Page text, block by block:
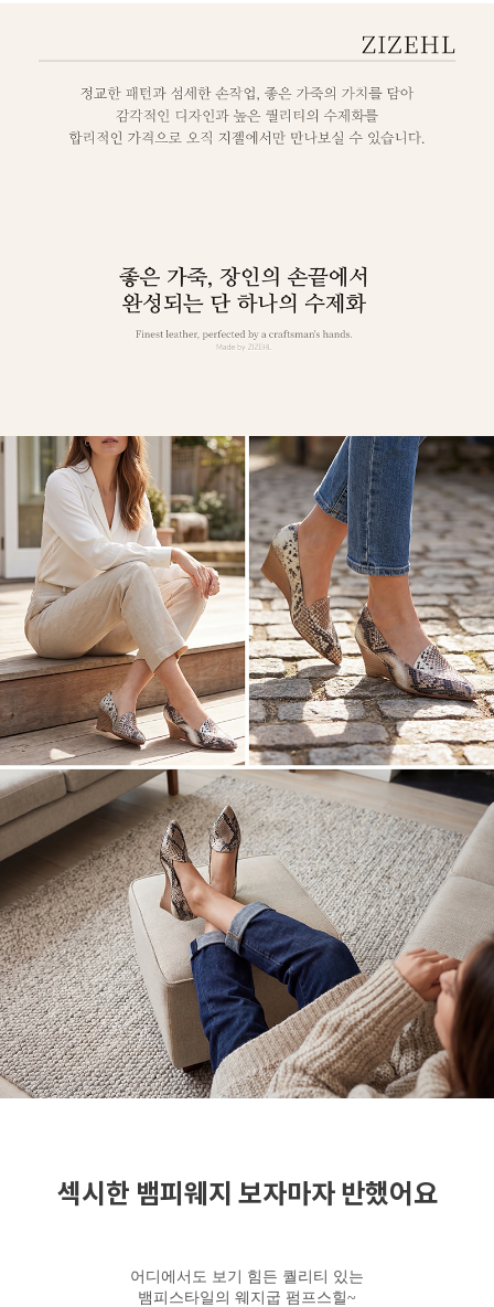
섹시한 뱀피웨지 보자마자 반했어요
어디에서도 보기 힘든 퀄리티 있는
뱀피스타일의 웨지굽 펌프스힐~